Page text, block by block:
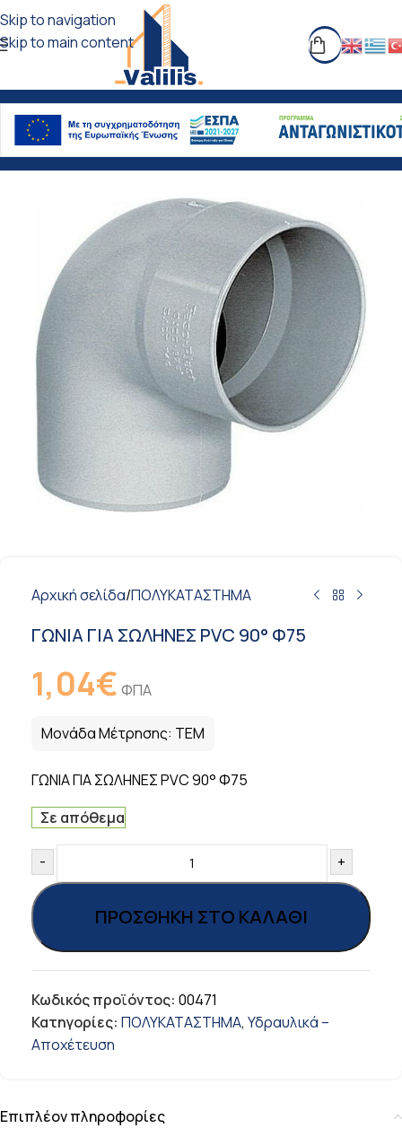
Skip to navigation
Skip to main content
Αρχική σελίδα/ΠΟΛΥΚΑΤΑΣΤΗΜΑ
ΓΩΝΙΑ ΓΙΑ ΣΩΛΗΝΕΣ PVC 90° Φ75
1,04€ ΦΠΑ
Μονάδα Μέτρησης: ΤΕΜ
ΓΩΝΙΑ ΓΙΑ ΣΩΛΗΝΕΣ PVC 90° Φ75
Σε απόθεμα
- +
ΠΡΟΣΘΉΚΗ ΣΤΟ ΚΑΛΆΘΙ
Κωδικός προϊόντος: 00471
Κατηγορίες: ΠΟΛΥΚΑΤΑΣΤΗΜΑ, Υδραυλικά –
Αποχέτευση
Επιπλέον πληροφορίες